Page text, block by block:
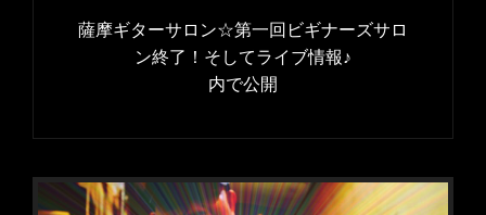
ゲ
薩摩ギターサロン☆第一回ビギナーズサロ
ン終了！そしてライブ情報♪
内で公開